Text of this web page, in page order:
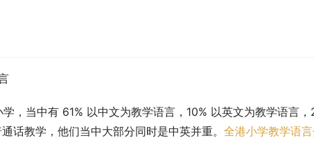
，当中有 61% 以中文为教学语言，10% 以英文为教学语言
话教学，他们当中大部分同时是中英并重。 全港小学教学语